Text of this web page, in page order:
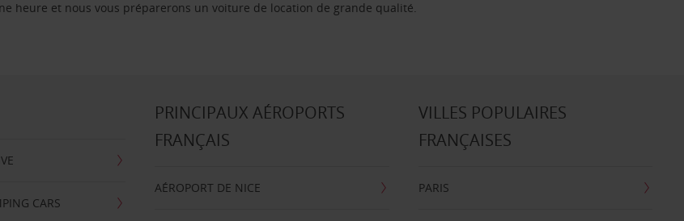
heure et nous vous préparerons un voiture de location de grande qualité.
CARS
PRINCIPAUX AÉROPORTS
FRANÇAIS
AÉROPORT DE NICE
VILLES POPULAIRES
FRANÇAISES
PARIS